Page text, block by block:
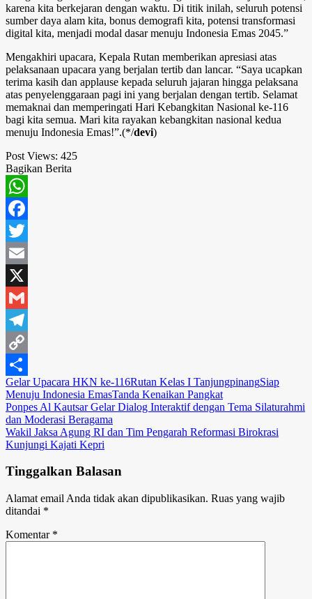
karena kita berkejaran dengan waktu. Di titik inilah, seluruh potensi
sumber daya alam kita, bonus demografi kita, potensi transformasi
digital kita, menjadi modal dasar menuju Indonesia Emas 2045.”
Mengakhiri upacara, Kepala Rutan memberikan apresiasi atas
pelaksanaan upacara yang berjalan tertib dan lancar. “Saya ucapkan
terima kasih dan applause kepada seluruh jajaran hingga pelaksana
atas penyelenggaraan pagi ini yang berjalan dengan tertib. Selamat
memaknai dan memperingati Hari Kebangkitan Nasional ke-116
bagi kita semua. Mari kita rayakan kebangkitan nasional kedua
menuju Indonesia Emas!”.(*/devi)
Post Views: 425
Bagikan Berita
WhatsApp
Facebook
Twitter
Email
X
Gmail
Telegram
Copy
Link
Share
Gelar Upacara HKN ke-116Rutan Kelas I TanjungpinangSiap
Menuju Indonesia EmasTanda Kenaikan Pangkat
Navigasi
pos
Ponpes Al Kautsar Gelar Dialog Interaktif dengan Tema Silaturahmi
dan Moderasi Beragama
Wakil Jaksa Agung RI dan Tim Pengarah Reformasi Birokrasi
Kunjungi Kajati Kepri
Tinggalkan Balasan
Alamat email Anda tidak akan dipublikasikan. Ruas yang wajib
ditandai *
Komentar *